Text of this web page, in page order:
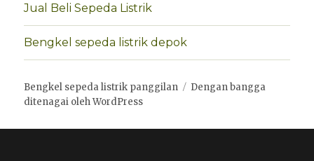
Jual Beli Sepeda Listrik
Bengkel sepeda listrik depok
Bengkel sepeda listrik panggilan
Dengan bangga
ditenagai oleh WordPress